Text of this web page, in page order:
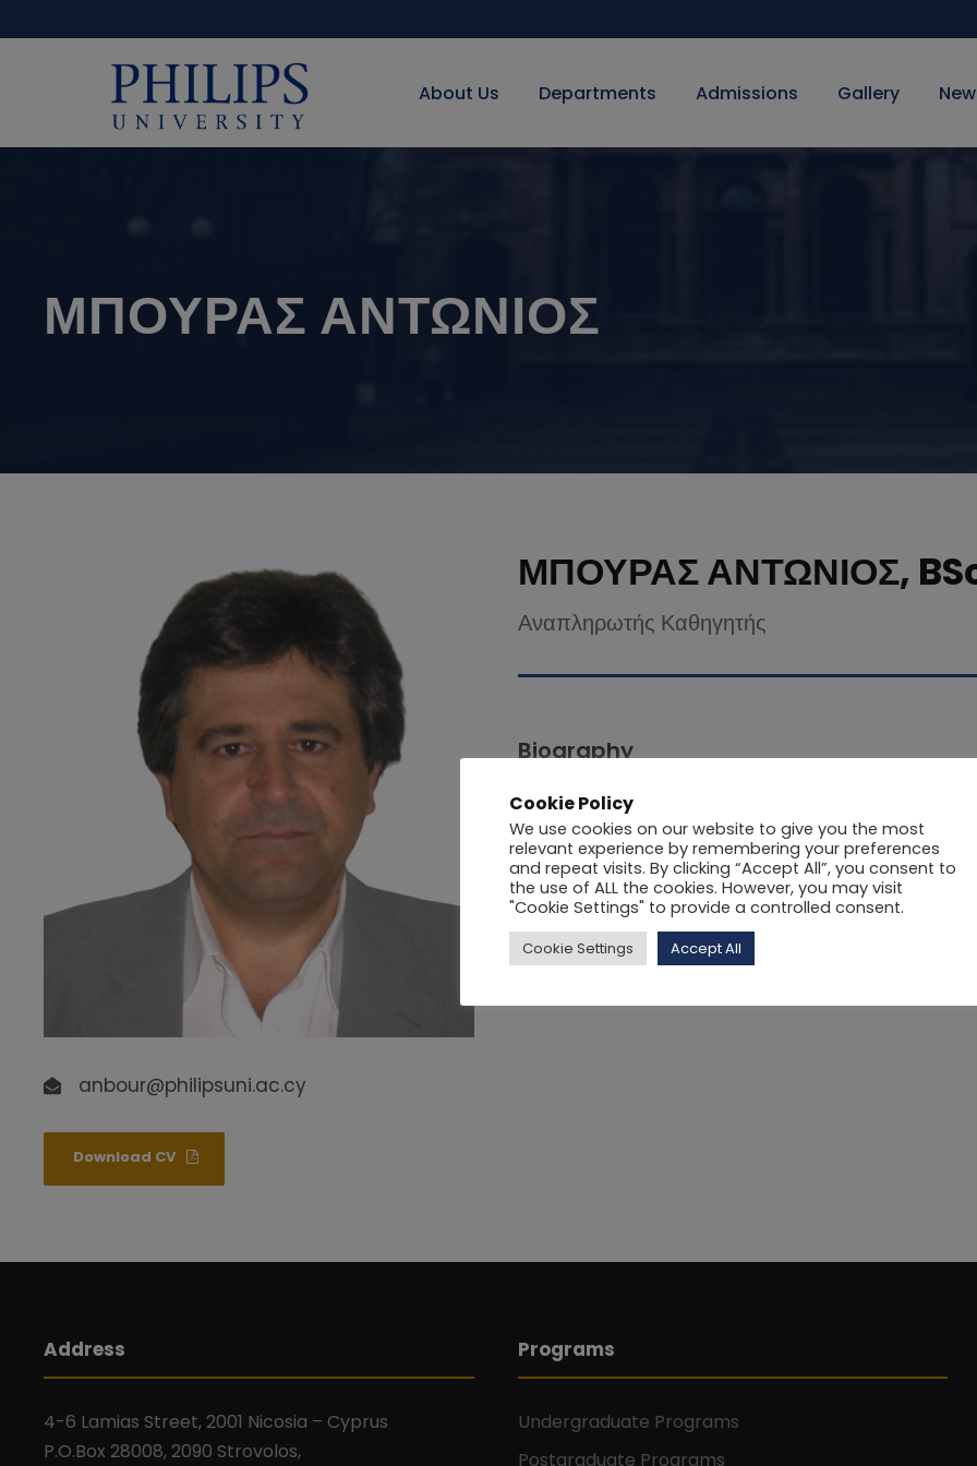
About Us Departments Admissions Gallery
ΜΠΟΥΡΑΣ ΑΝΤΩΝΙΟΣ
anbour@philipsuni.ac.cy
Download CV
ΜΠΟΥΡΑΣ ΑΝΤΩΝΙΟΣ,
Αναπληρωτής Καθηγητής
Biography
Ο Αντώνιος Μπούρας ανήκει στο Διδακτικό
Δευτεροβάθμιας Εκπαίδευσης του Εθνικού και
Σχολικός Σύμβουλος στην Πρωτοβάθμια Εκπαίδευση.
Μεθοδολογία Έρευνας, στην Σχολική Παιδαγωγική και
περιοδικά στα θέματα των ενδιαφερόντων του και
Address
4-6 Lamias Street, 2001 Nicosia – Cyprus
P.O.Box 28008, 2090 Strovolos,
Programs
Undergraduate Programs
Postgraduate Programs
Cookie Policy
We use cookies on our website to give you the most
relevant experience by remembering your preferences
and repeat visits. By clicking “Accept All”, you consent to
the use of ALL the cookies. However, you may visit
"Cookie Settings" to provide a controlled consent.
Cookie Settings Accept All